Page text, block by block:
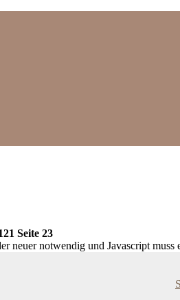
Seite 23
neuer notwendig und Javascript